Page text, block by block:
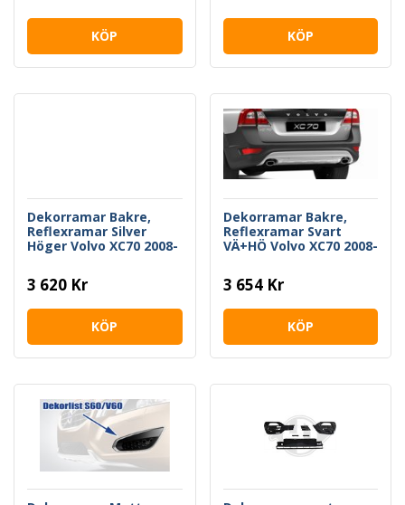
KÖP KÖP
Dekorramar Bakre,
Reflexramar Silver
Höger Volvo XC70 2008-
3 620 Kr
KÖP
Dekorramar Bakre,
Reflexramar Svart
VÄ+HÖ Volvo XC70 2008-
3 654 Kr
KÖP